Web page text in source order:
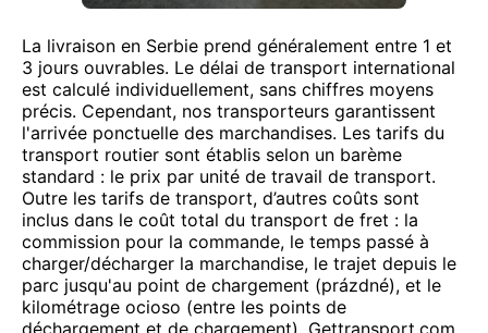
La livraison en Serbie prend généralement entre 1 et
3 jours ouvrables. Le délai de transport international
est calculé individuellement, sans chiffres moyens
précis. Cependant, nos transporteurs garantissent
l'arrivée ponctuelle des marchandises. Les tarifs du
transport routier sont établis selon un barème
standard : le prix par unité de travail de transport.
Outre les tarifs de transport, d’autres coûts sont
inclus dans le coût total du transport de fret : la
commission pour la commande, le temps passé à
charger/décharger la marchandise, le trajet depuis le
parc jusqu'au point de chargement (prázdné), et le
kilométrage ocioso (entre les points de
déchargement et de chargement). Gettransport.com